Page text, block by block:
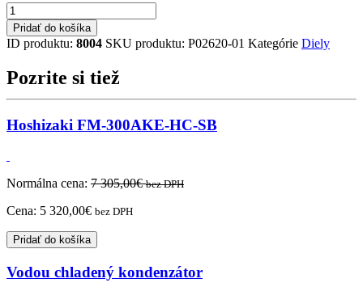
množstvo
START
CAPACITOR
2252347
Pridať do košíka
ID produktu: 8004 SKU produktu: P02620-01 Kategórie Diely
Pozrite si tiež
Hoshizaki FM-300AKE-HC-SB
Normálna cena: 7 305,00€ bez DPH
Cena: 5 320,00€ bez DPH
Pridať do košíka
Vodou chladený kondenzátor